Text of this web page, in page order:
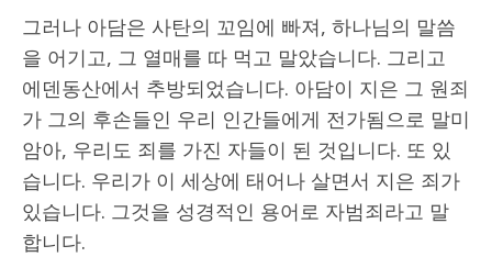
그러나 아담은 사탄의 꼬임에 빠져, 하나님의 말씀
을 어기고, 그 열매를 따 먹고 말았습니다. 그리고
에덴동산에서 추방되었습니다. 아담이 지은 그 원죄
가 그의 후손들인 우리 인간들에게 전가됨으로 말미
암아, 우리도 죄를 가진 자들이 된 것입니다. 또 있
습니다. 우리가 이 세상에 태어나 살면서 지은 죄가
있습니다. 그것을 성경적인 용어로 자범죄라고 말
합니다.